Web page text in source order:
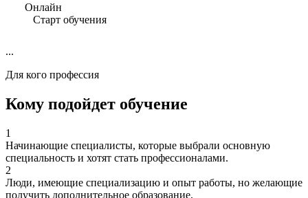
Онлайн
Старт обучения
...
Для кого профессия
Кому подойдет обучение
1
Начинающие специалисты, которые выбрали основную
специальность и хотят стать профессионалами.
2
Люди, имеющие специализацию и опыт работы, но желающие
получить дополнительное образование.